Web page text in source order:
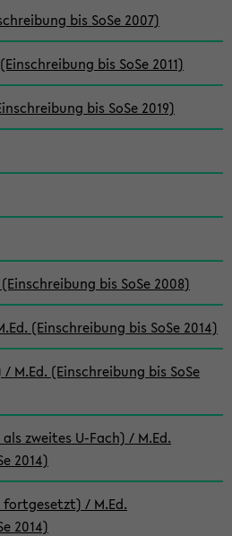
bis SoSe 2007)
bis SoSe 2011)
bis SoSe 2019)
bis SoSe 2008)
(Einschreibung bis SoSe 2014)
M.Ed. (Einschreibung bis SoSe
zweites U-Fach) / M.Ed.
2014)
/ M.Ed.
2014)